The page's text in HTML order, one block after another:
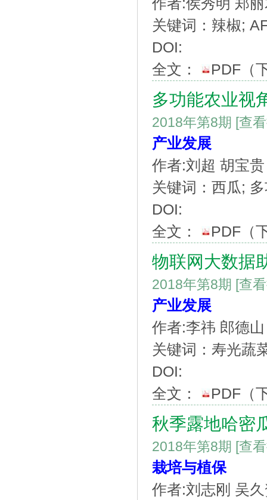
关键词：辣椒;
DOI:
全文：
PDF （
多功能农业视
2018年第8期 [查
产业发展
作者:刘超 胡宝贵
关键词：西瓜;
DOI:
全文：
PDF （
物联网大数据
2018年第8期 [查
产业发展
作者:李祎 郎德山
关键词：寿光蔬
DOI:
全文：
PDF （
秋季露地哈密
2018年第8期 [查
栽培与植保
作者:刘志刚 吴